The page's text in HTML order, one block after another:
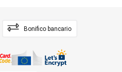
Bonifico bancario